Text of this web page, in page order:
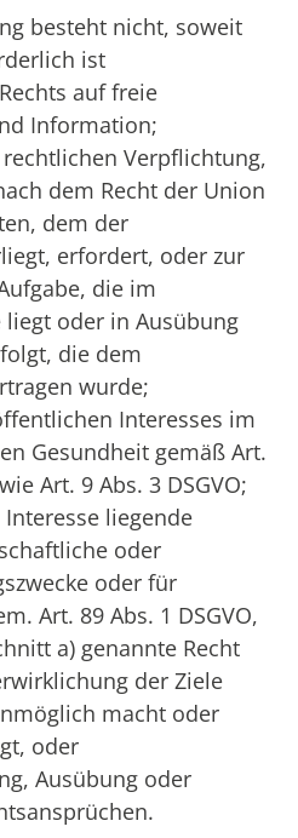
besteht nicht, soweit
ist
auf freie
Information;
Verpflichtung,
dem Recht der Union
dem der
erfordert, oder zur
die im
oder in Ausübung
die dem
wurde;
Interesses im
Gesundheit gemäß Art.
Art. 9 Abs. 3 DSGVO;
liegende
oder
oder für
Art. 89 Abs. 1 DSGVO,
a) genannte Recht
der Ziele
macht oder
oder
Ausübung oder